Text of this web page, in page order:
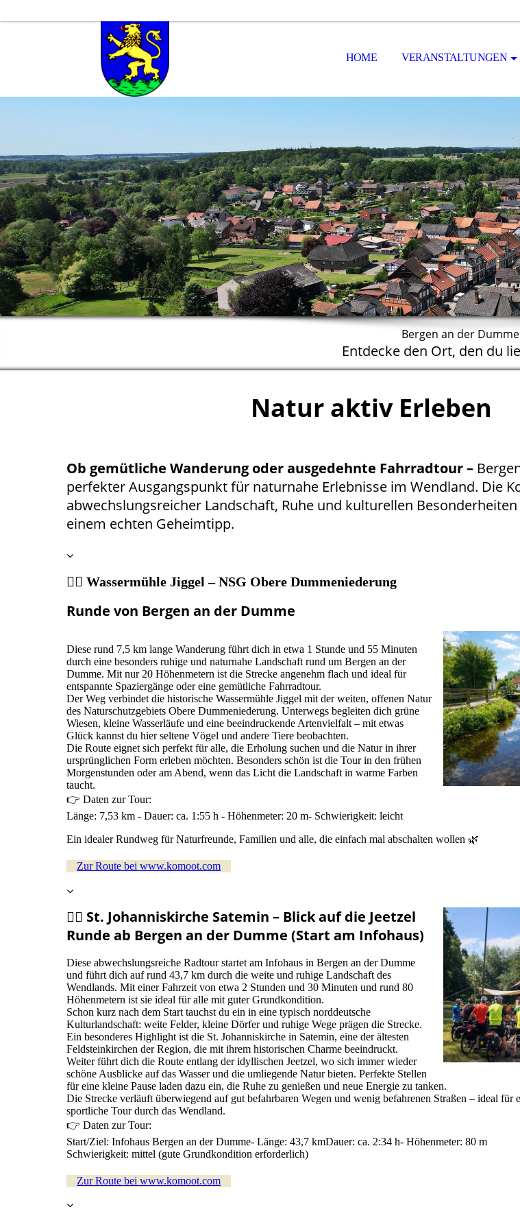
HOME VERANSTALTUNGEN
Bergen an der Dumme
Entdecke den Ort, den du
Natur aktiv Erleben
Ob gemütliche Wanderung oder ausgedehnte Fahrradtour–
perfekter Ausgangspunkt für naturnahe Erlebnisse im Wendland. Die
abwechslungsreicher Landschaft, Ruhe und kulturellen
einem echten Geheimtipp.
🚶‍♂️ Wassermühle Jiggel – NSG Obere Dummeniederung
Runde von Bergen an der Dumme
Diese rund 7,5 km lange Wanderung führt dich in etwa 1 Stunde und 55 Minuten
durch eine besonders ruhige und naturnahe Landschaft rund um Bergen an der
Dumme. Mit nur 20 Höhenmetern ist die Strecke angenehm flach und ideal für
entspannte Spaziergänge oder eine gemütliche Fahrradtour.
Der Weg verbindet die historische Wassermühle Jiggel mit der weiten, offenen Natur
des Naturschutzgebiets Obere Dummeniederung. Unterwegs begleiten dich grüne
Wiesen, kleine Wasserläufe und eine beeindruckende Artenvielfalt – mit etwas
Glück kannst du hier seltene Vögel und andere Tiere beobachten.
Die Route eignet sich perfekt für alle, die Erholung suchen und die Natur in ihrer
ursprünglichen Form erleben möchten. Besonders schön ist die Tour in den frühen
Morgenstunden oder am Abend, wenn das Licht die Landschaft in warme Farben
taucht.
👉 Daten zur Tour:
Länge: 7,53 km - Dauer: ca. 1:55 h - Höhenmeter: 20 m- Schwierigkeit: leicht
Ein idealer Rundweg für Naturfreunde, Familien und alle, die einfach mal abschalten wollen 🌿
Zur Route bei www.komoot.com
🚴‍♀️ St. Johanniskirche Satemin – Blick auf die Jeetzel
Runde ab Bergen an der Dumme (Start am Infohaus)
Diese abwechslungsreiche Radtour startet am Infohaus in Bergen an der Dumme
und führt dich auf rund 43,7 km durch die weite und ruhige Landschaft des
Wendlands. Mit einer Fahrzeit von etwa 2 Stunden und 30 Minuten und rund 80
Höhenmetern ist sie ideal für alle mit guter Grundkondition.
Schon kurz nach dem Start tauchst du ein in eine typisch norddeutsche
Kulturlandschaft: weite Felder, kleine Dörfer und ruhige Wege prägen die Strecke.
Ein besonderes Highlight ist die St. Johanniskirche in Satemin, eine der ältesten
Feldsteinkirchen der Region, die mit ihrem historischen Charme beeindruckt.
Weiter führt dich die Route entlang der idyllischen Jeetzel, wo sich immer wieder
schöne Ausblicke auf das Wasser und die umliegende Natur bieten. Perfekte Stellen
für eine kleine Pause laden dazu ein, die Ruhe zu genießen und neue Energie zu tanken.
Die Strecke verläuft überwiegend auf gut befahrbaren Wegen und wenig befahrenen Straßen – ideal für
sportliche Tour durch das Wendland.
👉 Daten zur Tour:
Start/Ziel: Infohaus Bergen an der Dumme- Länge: 43,7 kmDauer: ca. 2:34 h- Höhenmeter: 80 m
Schwierigkeit: mittel (gute Grundkondition erforderlich)
Zur Route bei www.komoot.com